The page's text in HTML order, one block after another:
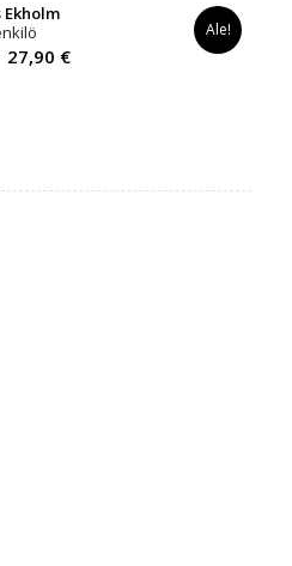
Ekholm
27,90 €Nykyinen
Ale!